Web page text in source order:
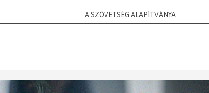
A SZÖVETSÉG ALAPÍTVÁNYA